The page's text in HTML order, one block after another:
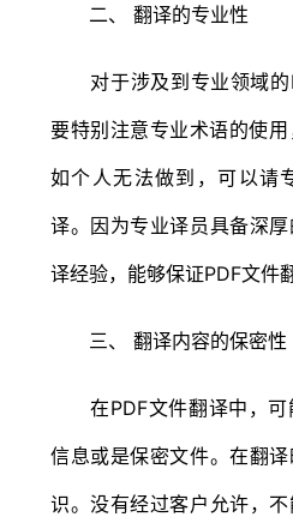
二、 翻译的专业性
对于涉及到专业领域的
要特别注意专业术语的使用
如个人无法做到，可以请
译。因为专业译员具备深
译经验，能够保证PDF文件
三、 翻译内容的保密性
在PDF文件翻译中，可
信息或是保密文件。在翻
识。没有经过客户允许，